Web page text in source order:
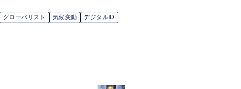
グローバリスト 気候変動
デジタルID